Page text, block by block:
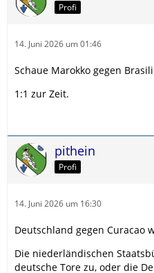
Profi
14. Juni 2026 um 01:46
Schaue Marokko gegen
1:1 zur Zeit.
pithein
Profi
14. Juni 2026 um 16:30
Deutschland gegen Curacao
Die niederländischen
deutsche Tore zu, oder die